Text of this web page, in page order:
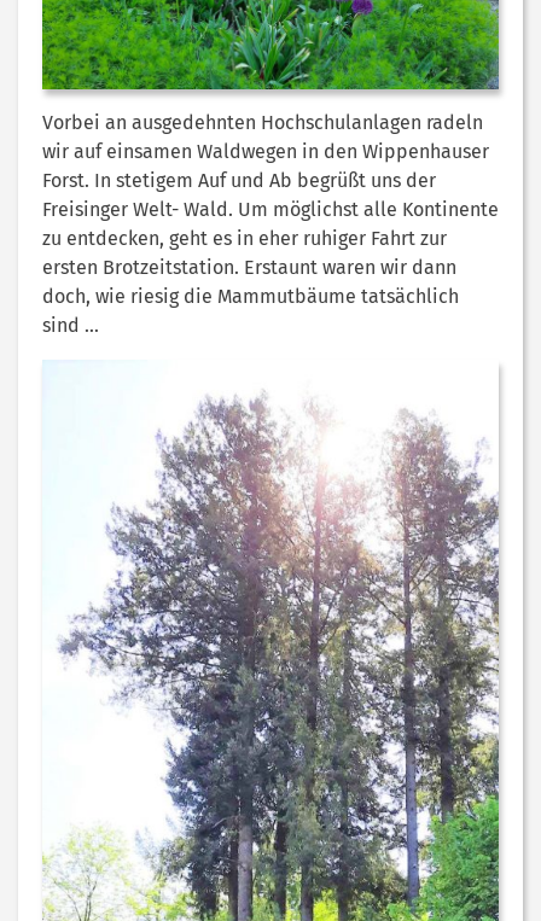
Vorbei an ausgedehnten Hochschulanlagen radeln
wir auf einsamen Waldwegen in den Wippenhauser
Forst. In stetigem Auf und Ab begrüßt uns der
Freisinger Welt- Wald. Um möglichst alle Kontinente
zu entdecken, geht es in eher ruhiger Fahrt zur
ersten Brotzeitstation. Erstaunt waren wir dann
doch, wie riesig die Mammutbäume tatsächlich
sind …